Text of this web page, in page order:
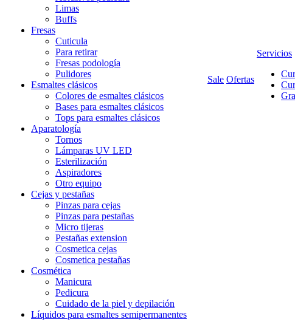
Limas
Buffs
Fresas
Cuticula
Para retirar
Fresas podología
Pulidores
Esmaltes clásicos
Colores de esmaltes clásicos
Bases para esmaltes clásicos
Tops para esmaltes clásicos
Aparatología
Tornos
Lámparas UV LED
Esterilización
Aspiradores
Otro equipo
Cejas y pestañas
Pinzas para cejas
Pinzas para pestañas
Micro tijeras
Pestañas extension
Cosmetica cejas
Cosmetica pestañas
Cosmética
Manicura
Pedicura
Cuidado de la piel y depilación
Líquidos para esmaltes semipermanentes
Sale Ofertas
Servicios